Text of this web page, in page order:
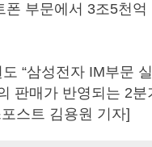
폰 부문에서 3조5천
“삼성전자 IM부문
판매가 반영되는 2
스트 김용원 기자]